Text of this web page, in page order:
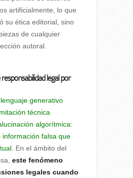
artificialmente, lo que
su ética editorial, sino
de cualquier
autoral.
legal por
generativo
técnica
algorítmica:
información falsa que
En el ámbito del
este fenómeno
legales cuando